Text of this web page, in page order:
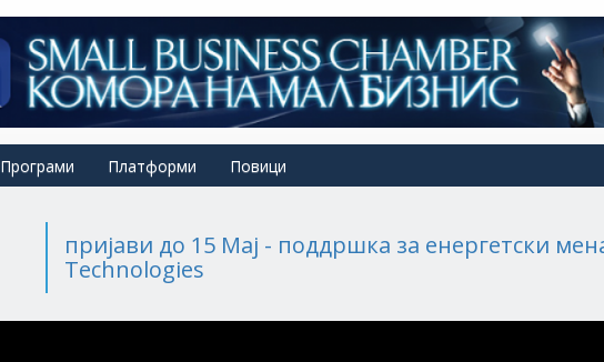
Програми Платформи Повици
пријави до 15 Мај - поддршка за енергетски
Technologies